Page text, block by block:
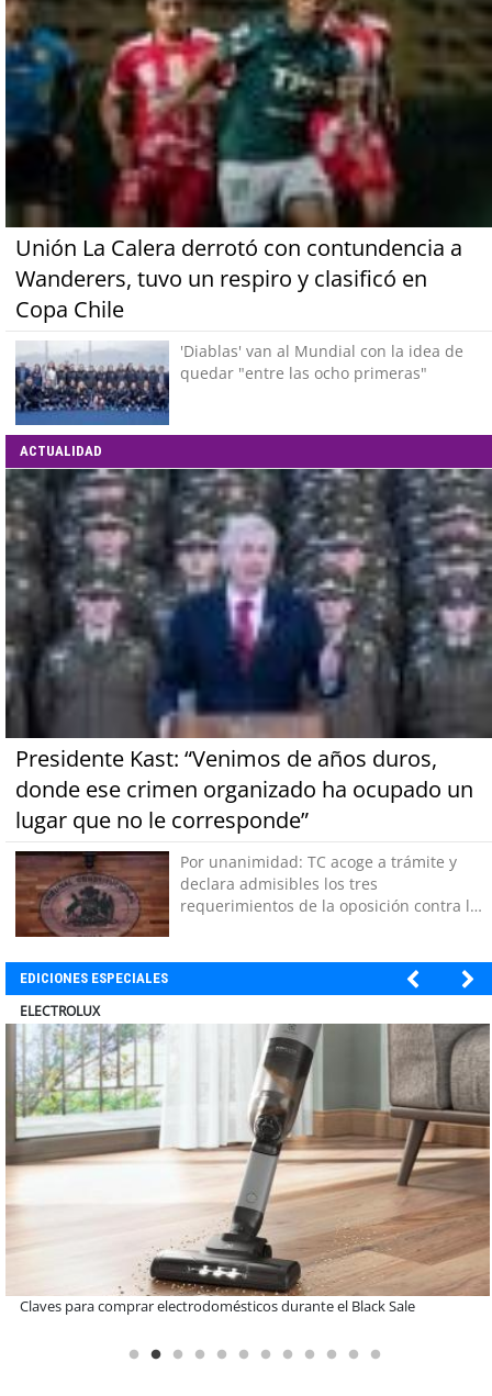
Unión La Calera derrotó con contundencia a
Wanderers, tuvo un respiro y clasificó en
Copa Chile
'Diablas' van al Mundial con la idea de
quedar "entre las ocho primeras"
ACTUALIDAD
Presidente Kast: “Venimos de años duros,
donde ese crimen organizado ha ocupado un
lugar que no le corresponde”
Por unanimidad: TC acoge a trámite y
declara admisibles los tres
requerimientos de la oposición contra la
EDICIONES ESPECIALES
MUTUAL
A dos años de la Ley Karin: especialistas afirman que el desafío es